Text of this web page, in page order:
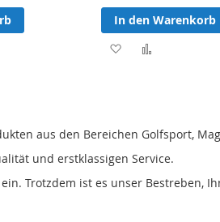
In den Warenkorb
Zur
aus den Bereichen Golfsport,
und erstklassigen Service.
Trotzdem ist es unser Bestreben,